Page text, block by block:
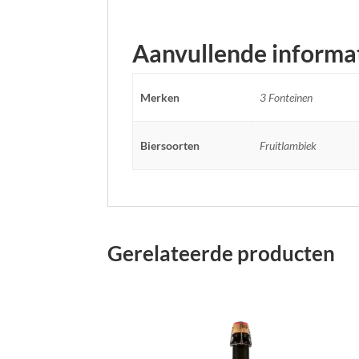
Aanvullende
Merken 3 Fonteinen
Biersoorten Fruitlambiek
Gerelateerde producten